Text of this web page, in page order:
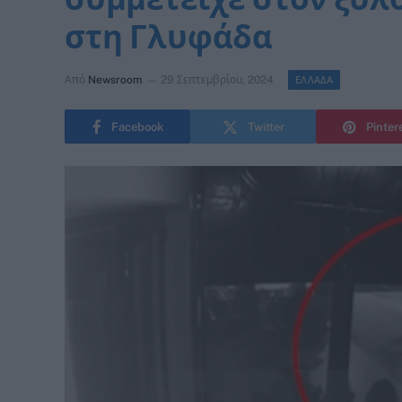
στη Γλυφάδα
Από Newsroom 29 Σεπτεμβρίου, 2024 ΕΛΛΑΔΑ
Facebook Twitter